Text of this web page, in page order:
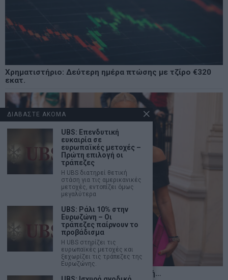
Χρηματιστήριο: Δεύτερη ημέρα πτώσης με τζίρο €320
εκατ.
Η αληθινή παιδεία ξεκινά από την ψυχή…
ΔΙΑΒΑΣΤΕ ΑΚΟΜΑ
UBS: Επενδυτική
ευκαιρία σε
ευρωπαϊκές μετοχές –
Πρώτη επιλογή οι
τράπεζες
Η UBS διατηρεί θετική
στάση για τις αμερικανικές
μετοχές, εντοπίζει όμως
μεγαλύτερα
UBS: Ράλι 10% στην
Ευρωζώνη – Οι
τράπεζες παίρνουν το
προβάδισμα
Η UBS στηρίζει τις
ευρωπαϊκές μετοχές και
ξεχωρίζει τις τράπεζες της
Ευρωζώνης.